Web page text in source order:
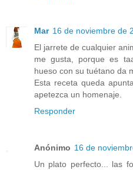
Mar 16 de noviembre de
El jarrete de cualquier
me gusta, porque es
hueso con su tuétano da
Esta receta queda
apetezca un homenaje.
Responder
Anónimo 16 de
Un plato perfecto... las